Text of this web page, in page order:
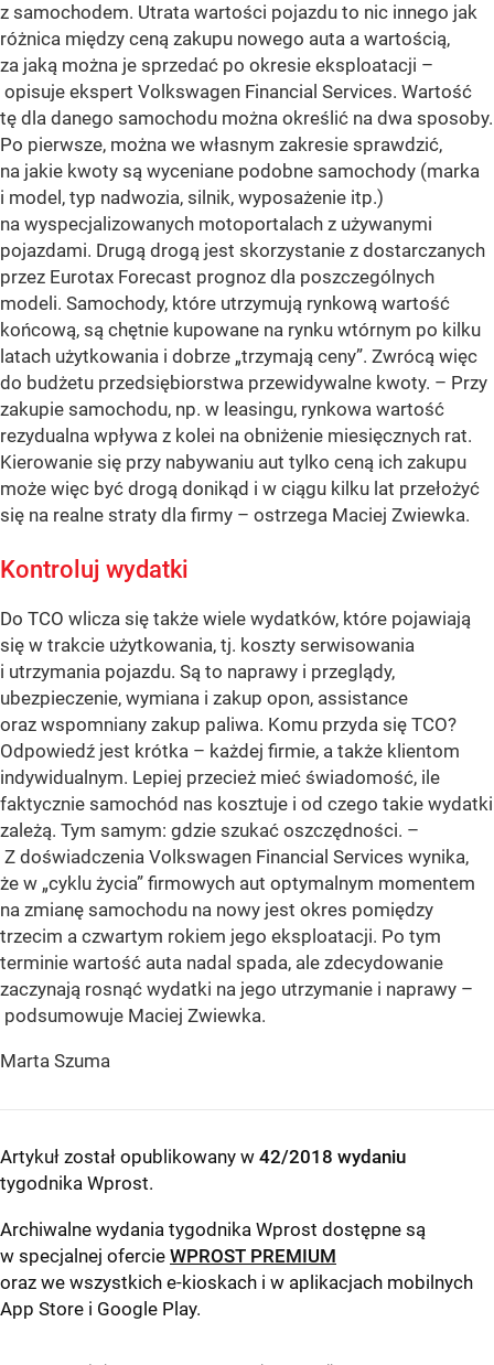
z samochodem. Utrata wartości pojazdu to nic innego jak
różnica między ceną zakupu nowego auta a wartością,
za jaką można je sprzedać po okresie eksploatacji –
opisuje ekspert Volkswagen Financial Services. Wartość
tę dla danego samochodu można określić na dwa sposoby.
Po pierwsze, można we własnym zakresie sprawdzić,
na jakie kwoty są wyceniane podobne samochody (marka
i model, typ nadwozia, silnik, wyposażenie itp.)
na wyspecjalizowanych motoportalach z używanymi
pojazdami. Drugą drogą jest skorzystanie z dostarczanych
przez Eurotax Forecast prognoz dla poszczególnych
modeli. Samochody, które utrzymują rynkową wartość
końcową, są chętnie kupowane na rynku wtórnym po kilku
latach użytkowania i dobrze „trzymają ceny”. Zwrócą więc
do budżetu przedsiębiorstwa przewidywalne kwoty. – Przy
zakupie samochodu, np. w leasingu, rynkowa wartość
rezydualna wpływa z kolei na obniżenie miesięcznych rat.
Kierowanie się przy nabywaniu aut tylko ceną ich zakupu
może więc być drogą donikąd i w ciągu kilku lat przełożyć
się na realne straty dla firmy – ostrzega Maciej Zwiewka.
Kontroluj wydatki
Do TCO wlicza się także wiele wydatków, które pojawiają
się w trakcie użytkowania, tj. koszty serwisowania
i utrzymania pojazdu. Są to naprawy i przeglądy,
ubezpieczenie, wymiana i zakup opon, assistance
oraz wspomniany zakup paliwa. Komu przyda się TCO?
Odpowiedź jest krótka – każdej firmie, a także klientom
indywidualnym. Lepiej przecież mieć świadomość, ile
faktycznie samochód nas kosztuje i od czego takie wydatki
zależą. Tym samym: gdzie szukać oszczędności. –
Z doświadczenia Volkswagen Financial Services wynika,
że w „cyklu życia” firmowych aut optymalnym momentem
na zmianę samochodu na nowy jest okres pomiędzy
trzecim a czwartym rokiem jego eksploatacji. Po tym
terminie wartość auta nadal spada, ale zdecydowanie
zaczynają rosnąć wydatki na jego utrzymanie i naprawy –
podsumowuje Maciej Zwiewka.
Marta Szuma
Artykuł został opublikowany w 42/2018 wydaniu
tygodnika Wprost.
Archiwalne wydania tygodnika Wprost dostępne są
w specjalnej ofercie WPROST PREMIUM
oraz we wszystkich e-kioskach i w aplikacjach mobilnych
App Store i Google Play.